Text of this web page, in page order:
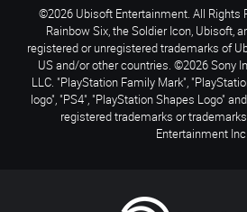
©2026 Ubisoft Entertainment. All Rights
Rainbow Six, the Soldier Icon, Ubisoft,
registered or unregistered trademarks of
US and/or other countries. ©2026 Sony
LLC. "PlayStation Family Mark",
logo", "PS4", "PlayStation Shapes Logo"
registered trademarks or
Entertainment Inc.